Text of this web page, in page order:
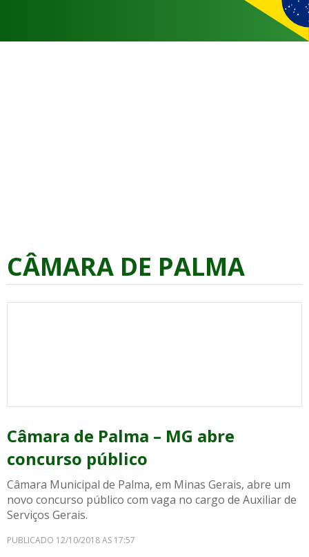
CÂMARA DE PALMA
Câmara de Palma – MG abre
concurso público
Câmara Municipal de Palma, em Minas Gerais, abre um
novo concurso público com vaga no cargo de Auxiliar de
Serviços Gerais.
PUBLICADO 12/10/2018 AS 17:57